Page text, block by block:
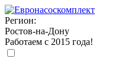
Регион:
Ростов-на-Дону
Работаем с 2015 года!